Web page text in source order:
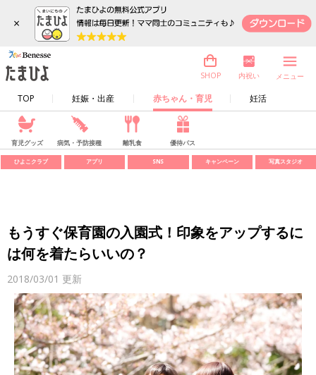
×
TOP 妊娠・出産 赤ちゃん・育児 妊活
SHOP 内祝い メニュー
育児グッズ 病気・予防接種 離乳食 優待パス
ひよこクラブ アプリ SNS キャンペーン 写真スタジオ
もうすぐ保育園の入園式！印象をアップするに
は何を着たらいいの？
2018/03/01 更新